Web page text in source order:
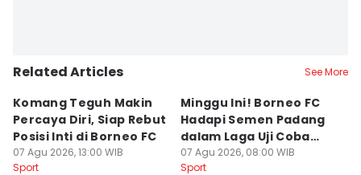
Related Articles See More
Komang Teguh Makin
Percaya Diri, Siap Rebut
Posisi Inti di Borneo FC
07 Agu 2026, 13:00 WIB
Sport
Minggu Ini! Borneo FC
Hadapi Semen Padang
dalam Laga Uji Coba
Perdana
07 Agu 2026, 08:00 WIB
Sport